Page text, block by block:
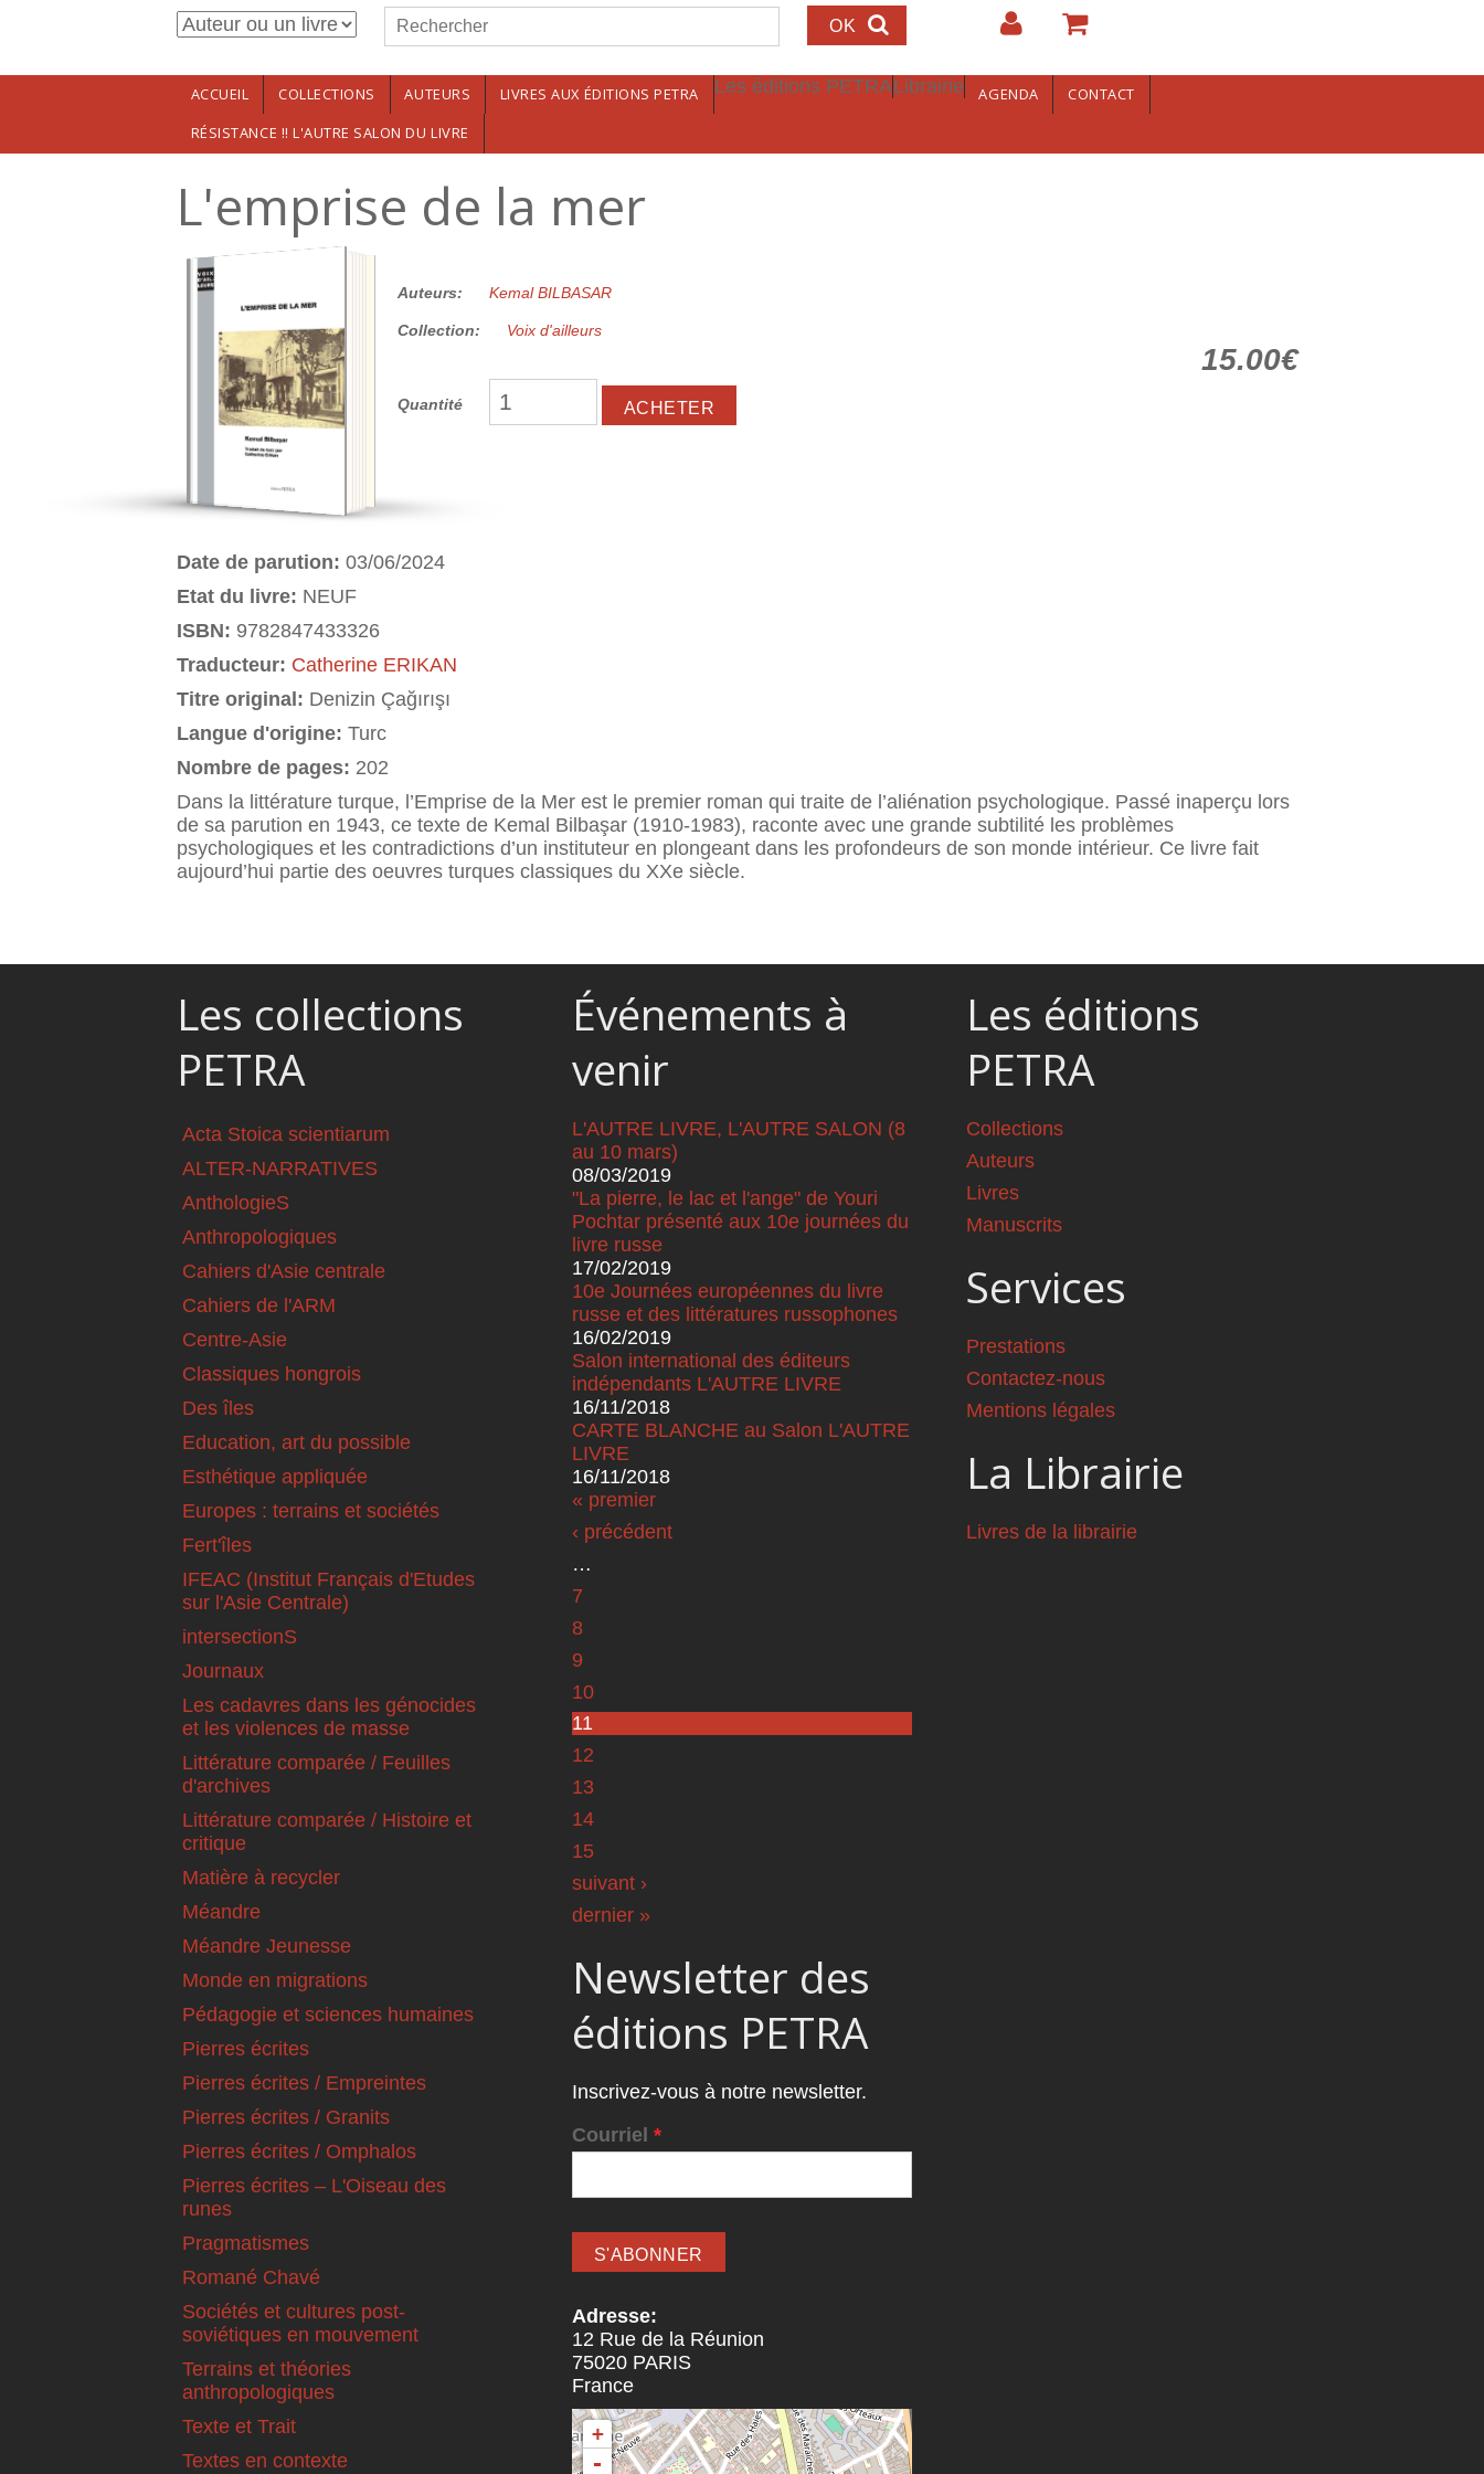
Aller au contenu principalFormulaire de recherche
Rechercher
ACCUEIL COLLECTIONS AUTEURS LIVRES AUX ÉDITIONS PETRA Les éditions PETRALibrairie AGENDA
CONTACT
RÉSISTANCE !! L'AUTRE SALON DU LIVRE
L'emprise de la mer
15.00€ Auteurs: Kemal BILBASAR
Collection: Voix d'ailleurs
15.00€
Quantité
Date de parution: 03/06/2024
Etat du livre: NEUF
ISBN: 9782847433326
Traducteur: Catherine ERIKAN
Titre original: Denizin Çağırışı
Langue d'origine: Turc
Nombre de pages: 202
Dans la littérature turque, l’Emprise de la Mer est le premier roman qui traite de l’aliénation psychologique. Passé inaperçu lors
de sa parution en 1943, ce texte de Kemal Bilbaşar (1910-1983), raconte avec une grande subtilité les problèmes
psychologiques et les contradictions d’un instituteur en plongeant dans les profondeurs de son monde intérieur. Ce livre fait
aujourd’hui partie des oeuvres turques classiques du XXe siècle.
Les collections
PETRA
Acta Stoica scientiarum
ALTER-NARRATIVES
AnthologieS
Anthropologiques
Cahiers d'Asie centrale
Cahiers de l'ARM
Centre-Asie
Classiques hongrois
Des îles
Education, art du possible
Esthétique appliquée
Europes : terrains et sociétés
Fert'îles
IFEAC (Institut Français d'Etudes
sur l'Asie Centrale)
intersectionS
Journaux
Les cadavres dans les génocides
et les violences de masse
Littérature comparée / Feuilles
d'archives
Littérature comparée / Histoire et
critique
Matière à recycler
Méandre
Méandre Jeunesse
Monde en migrations
Pédagogie et sciences humaines
Pierres écrites
Pierres écrites / Empreintes
Pierres écrites / Granits
Pierres écrites / Omphalos
Pierres écrites – L'Oiseau des
runes
Pragmatismes
Romané Chavé
Sociétés et cultures post-
soviétiques en mouvement
Terrains et théories
anthropologiques
Texte et Trait
Textes en contexte
Événements à
venir
L'AUTRE LIVRE, L'AUTRE SALON (8
au 10 mars)
08/03/2019
"La pierre, le lac et l'ange" de Youri
Pochtar présenté aux 10e journées du
livre russe
17/02/2019
10e Journées européennes du livre
russe et des littératures russophones
16/02/2019
Salon international des éditeurs
indépendants L'AUTRE LIVRE
16/11/2018
CARTE BLANCHE au Salon L'AUTRE
LIVRE
16/11/2018
Pages
« premier
‹ précédent
…
7
8
9
10
11
12
13
14
15
suivant ›
dernier »
Newsletter des
éditions PETRA
Inscrivez-vous à notre newsletter.
Courriel *
Adresse:
12 Rue de la Réunion
75020 PARIS
France
+
-
Les éditions
PETRA
Collections
Auteurs
Livres
Manuscrits
Services
Prestations
Contactez-nous
Mentions légales
La Librairie
Livres de la librairie